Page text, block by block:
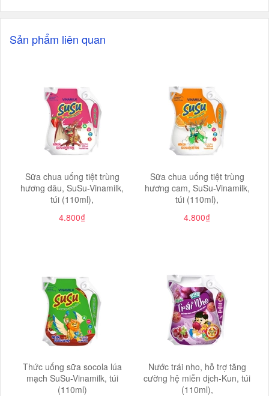
Sản phẩm liên quan
Sữa chua uống tiệt trùng
hương dâu, SuSu-Vinamilk,
túi (110ml),
4.800₫
Sữa chua uống tiệt trùng
hương cam, SuSu-Vinamilk,
túi (110ml),
4.800₫
Thức uống sữa socola lúa
mạch SuSu-Vinamilk, túi
(110ml)
Nước trái nho, hỗ trợ tăng
cường hệ miễn dịch-Kun, túi
(110ml),